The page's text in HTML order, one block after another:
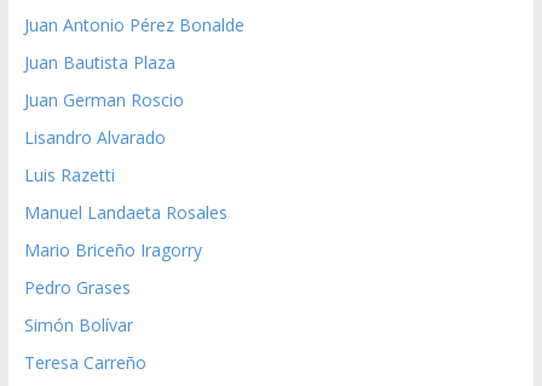
Juan Antonio Pérez Bonalde
Juan Bautista Plaza
Juan German Roscio
Lisandro Alvarado
Luis Razetti
Manuel Landaeta Rosales
Mario Briceño Iragorry
Pedro Grases
Simón Bolívar
Teresa Carreño